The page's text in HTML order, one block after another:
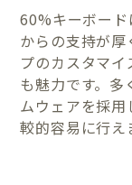
60%キーボー
からの支持が
プのカスタマ
も魅力です。多
ムウェアを採
較的容易に行え